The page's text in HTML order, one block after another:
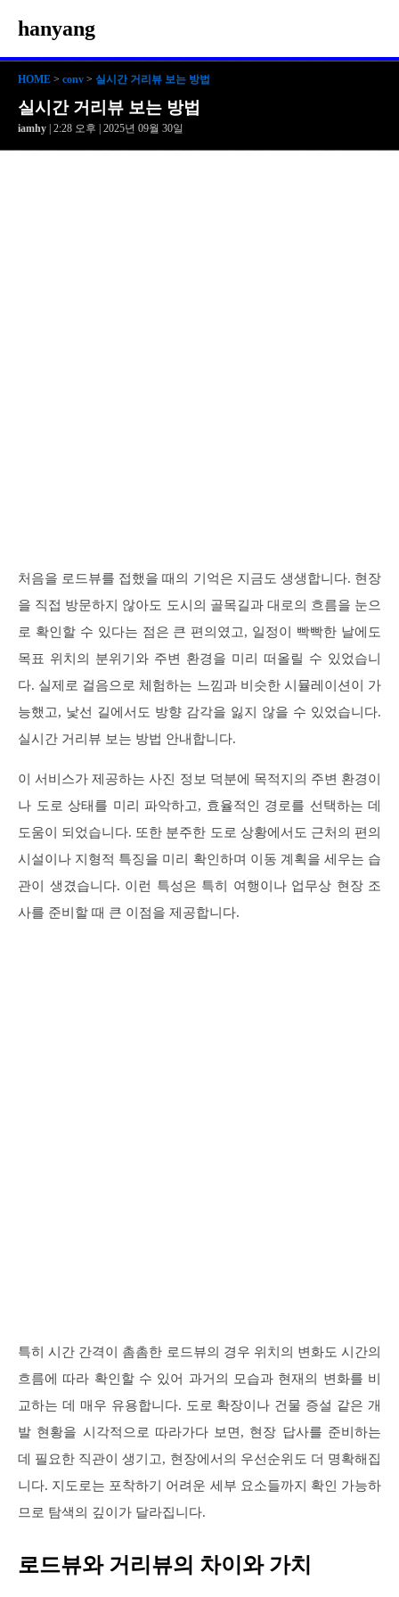
hanyang
HOME > conv > 실시간 거리뷰 보는 방법
실시간 거리뷰 보는 방법
iamhy | 2:28 오후 | 2025년 09월 30일
처음을 로드뷰를 접했을 때의 기억은 지금도 생생합니다. 현장
을 직접 방문하지 않아도 도시의 골목길과 대로의 흐름을 눈으
로 확인할 수 있다는 점은 큰 편의였고, 일정이 빡빡한 날에도
목표 위치의 분위기와 주변 환경을 미리 떠올릴 수 있었습니
다. 실제로 걸음으로 체험하는 느낌과 비슷한 시뮬레이션이 가
능했고, 낯선 길에서도 방향 감각을 잃지 않을 수 있었습니다.
실시간 거리뷰 보는 방법 안내합니다.
이 서비스가 제공하는 사진 정보 덕분에 목적지의 주변 환경이
나 도로 상태를 미리 파악하고, 효율적인 경로를 선택하는 데
도움이 되었습니다. 또한 분주한 도로 상황에서도 근처의 편의
시설이나 지형적 특징을 미리 확인하며 이동 계획을 세우는 습
관이 생겼습니다. 이런 특성은 특히 여행이나 업무상 현장 조
사를 준비할 때 큰 이점을 제공합니다.
특히 시간 간격이 촘촘한 로드뷰의 경우 위치의 변화도 시간의
흐름에 따라 확인할 수 있어 과거의 모습과 현재의 변화를 비
교하는 데 매우 유용합니다. 도로 확장이나 건물 증설 같은 개
발 현황을 시각적으로 따라가다 보면, 현장 답사를 준비하는
데 필요한 직관이 생기고, 현장에서의 우선순위도 더 명확해집
니다. 지도로는 포착하기 어려운 세부 요소들까지 확인 가능하
므로 탐색의 깊이가 달라집니다.
로드뷰와 거리뷰의 차이와 가치